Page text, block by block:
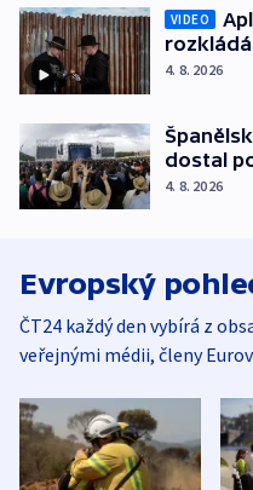
VIDEO
4. 8. 2026
dostal
4. 8. 2026
Evropský
ČT24 každý den vybírá z
veřejnými médii, členy